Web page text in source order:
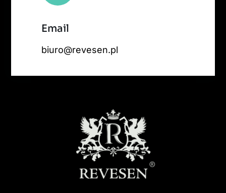
Email
biuro@revesen.pl